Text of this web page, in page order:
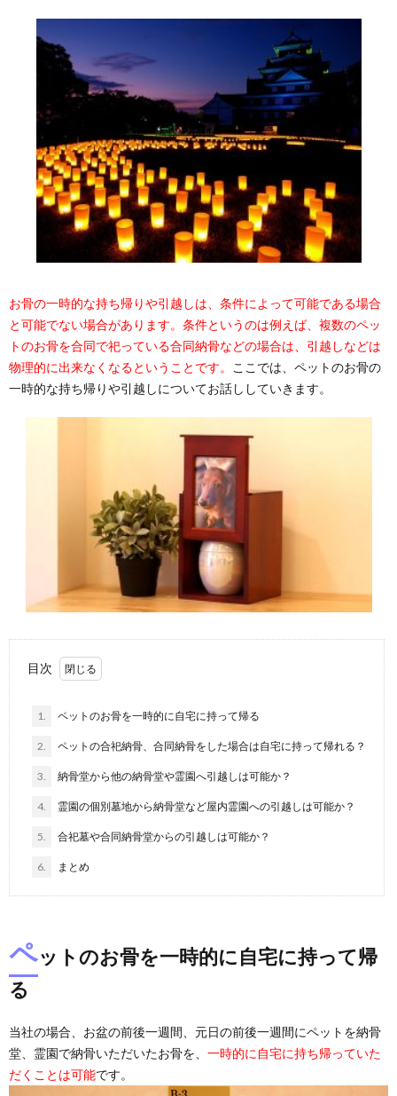
お骨の一時的な持ち帰りや引越しは、条件によって可能である場合
と可能でない場合があります。条件というのは例えば、複数のペッ
トのお骨を合同で祀っている合同納骨などの場合は、引越しなどは
物理的に出来なくなるということです。
ここでは、ペットのお骨の
一時的な持ち帰りや引越しについてお話ししていきます。
目次
1. ペットのお骨を一時的に自宅に持って帰る
2. ペットの合祀納骨、合同納骨をした場合は自宅に持って帰れる？
3. 納骨堂から他の納骨堂や霊園へ引越しは可能か？
4. 霊園の個別墓地から納骨堂など屋内霊園への引越しは可能か？
5. 合祀墓や合同納骨堂からの引越しは可能か？
6. まとめ
ペットのお骨を一時的に自宅に持って帰
る
当社の場合、お盆の前後一週間、元日の前後一週間にペットを納骨
堂、霊園で納骨いただいたお骨を、 一時的に自宅に持ち帰っていた
だくことは可能です。